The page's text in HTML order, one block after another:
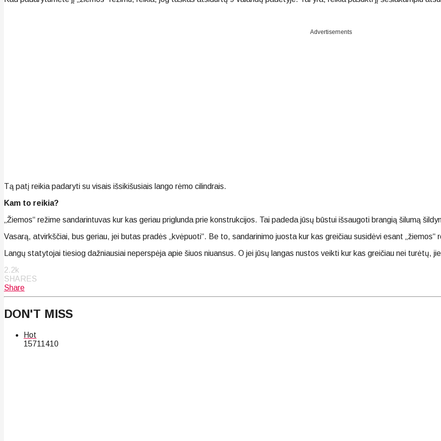
Advertisements
Tą patį reikia padaryti su visais išsikišusiais lango rėmo cilindrais.
Kam to reikia?
„Žiemos“ režime sandarintuvas kur kas geriau priglunda prie konstrukcijos. Tai padeda jūsų būstui išsaugoti brangią šilumą
Vasarą, atvirkščiai, bus geriau, jei butas pradės „kvėpuoti“. Be to, sandarinimo juosta kur kas greičiau susidėvi esant „žiemos“
Langų statytojai tiesiog dažniausiai neperspėja apie šiuos niuansus. O jei jūsų langas nustos veikti kur kas greičiau nei turėtų,
2.2k
SHARES
Share
DON'T MISS
Hot
15711410